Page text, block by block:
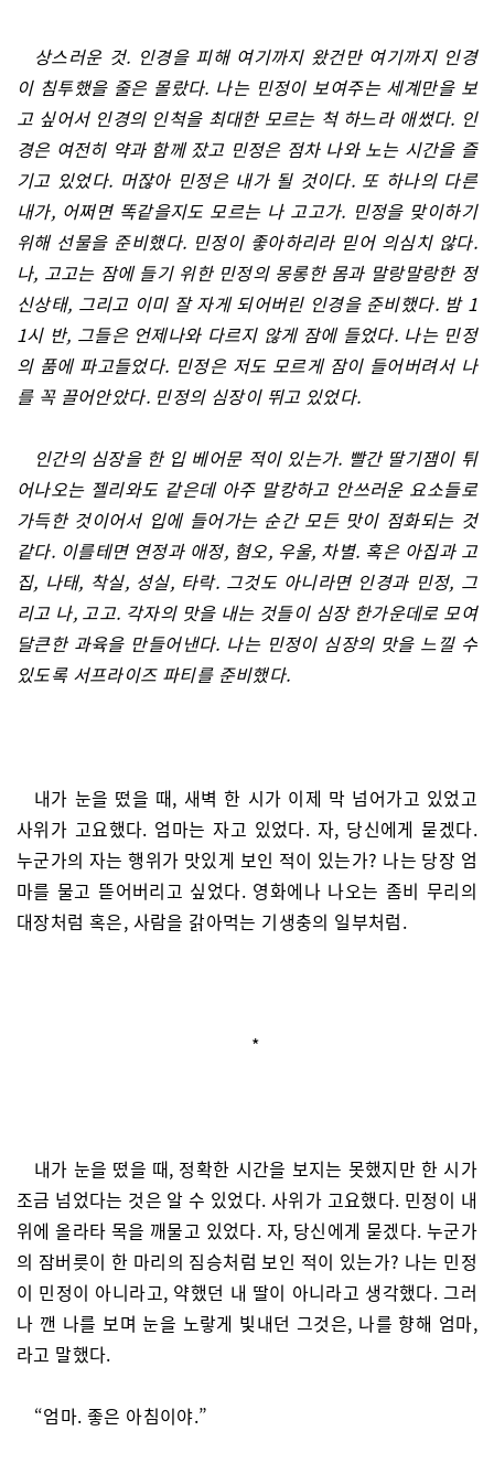
상스러운 것. 인경을 피해 여기까지 왔건만 여기까지 인경
이 침투했을 줄은 몰랐다. 나는 민정이 보여주는 세계만을 보
고 싶어서 인경의 인척을 최대한 모르는 척 하느라 애썼다. 인
경은 여전히 약과 함께 잤고 민정은 점차 나와 노는 시간을 즐
기고 있었다. 머잖아 민정은 내가 될 것이다. 또 하나의 다른
내가, 어쩌면 똑같을지도 모르는 나 고고가. 민정을 맞이하기
위해 선물을 준비했다. 민정이 좋아하리라 믿어 의심치 않다.
나, 고고는 잠에 들기 위한 민정의 몽롱한 몸과 말랑말랑한 정
신상태, 그리고 이미 잘 자게 되어버린 인경을 준비했다. 밤 1
1시 반, 그들은 언제나와 다르지 않게 잠에 들었다. 나는 민정
의 품에 파고들었다. 민정은 저도 모르게 잠이 들어버려서 나
를 꼭 끌어안았다. 민정의 심장이 뛰고 있었다.
인간의 심장을 한 입 베어문 적이 있는가. 빨간 딸기잼이 튀
어나오는 젤리와도 같은데 아주 말캉하고 안쓰러운 요소들로
가득한 것이어서 입에 들어가는 순간 모든 맛이 점화되는 것
같다. 이를테면 연정과 애정, 혐오, 우울, 차별. 혹은 아집과 고
집, 나태, 착실, 성실, 타락. 그것도 아니라면 인경과 민정, 그
리고 나, 고고. 각자의 맛을 내는 것들이 심장 한가운데로 모여
달큰한 과육을 만들어낸다. 나는 민정이 심장의 맛을 느낄 수
있도록 서프라이즈 파티를 준비했다.
내가 눈을 떴을 때, 새벽 한 시가 이제 막 넘어가고 있었고
사위가 고요했다. 엄마는 자고 있었다. 자, 당신에게 묻겠다.
누군가의 자는 행위가 맛있게 보인 적이 있는가? 나는 당장 엄
마를 물고 뜯어버리고 싶었다. 영화에나 나오는 좀비 무리의
대장처럼 혹은, 사람을 갉아먹는 기생충의 일부처럼.
*
내가 눈을 떴을 때, 정확한 시간을 보지는 못했지만 한 시가
조금 넘었다는 것은 알 수 있었다. 사위가 고요했다. 민정이 내
위에 올라타 목을 깨물고 있었다. 자, 당신에게 묻겠다. 누군가
의 잠버릇이 한 마리의 짐승처럼 보인 적이 있는가? 나는 민정
이 민정이 아니라고, 약했던 내 딸이 아니라고 생각했다. 그러
나 깬 나를 보며 눈을 노랗게 빛내던 그것은, 나를 향해 엄마,
라고 말했다.
“엄마. 좋은 아침이야.”